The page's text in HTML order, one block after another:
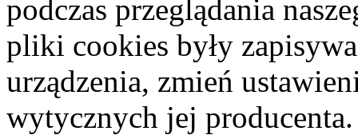
podczas przeglądania
pliki cookies były
urządzenia, zmień
wytycznych jej producenta.